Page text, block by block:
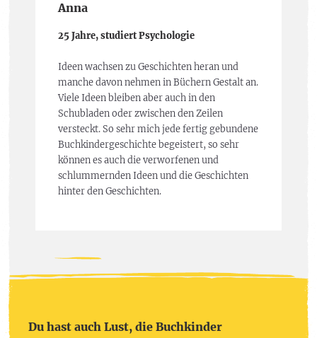
Anna
25 Jahre, studiert Psychologie
Ideen wachsen zu Geschichten heran und
manche davon nehmen in Büchern Gestalt an.
Viele Ideen bleiben aber auch in den
Schubladen oder zwischen den Zeilen
versteckt. So sehr mich jede fertig gebundene
Buchkindergeschichte begeistert, so sehr
können es auch die verworfenen und
schlummernden Ideen und die Geschichten
hinter den Geschichten.
Du hast auch Lust, die Buchkinder